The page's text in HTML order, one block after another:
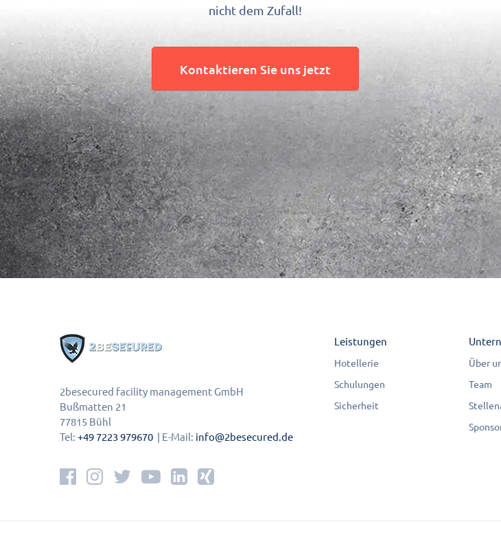
nicht dem Zufall!
Kontaktieren Sie uns jetzt
2besecured facility management GmbH
Bußmatten 21
77815 Bühl
Tel: +49 7223 979670 | E-Mail: info@2besecured.de
Leistungen
Hotellerie
Schulungen
Sicherheit
Über
Team